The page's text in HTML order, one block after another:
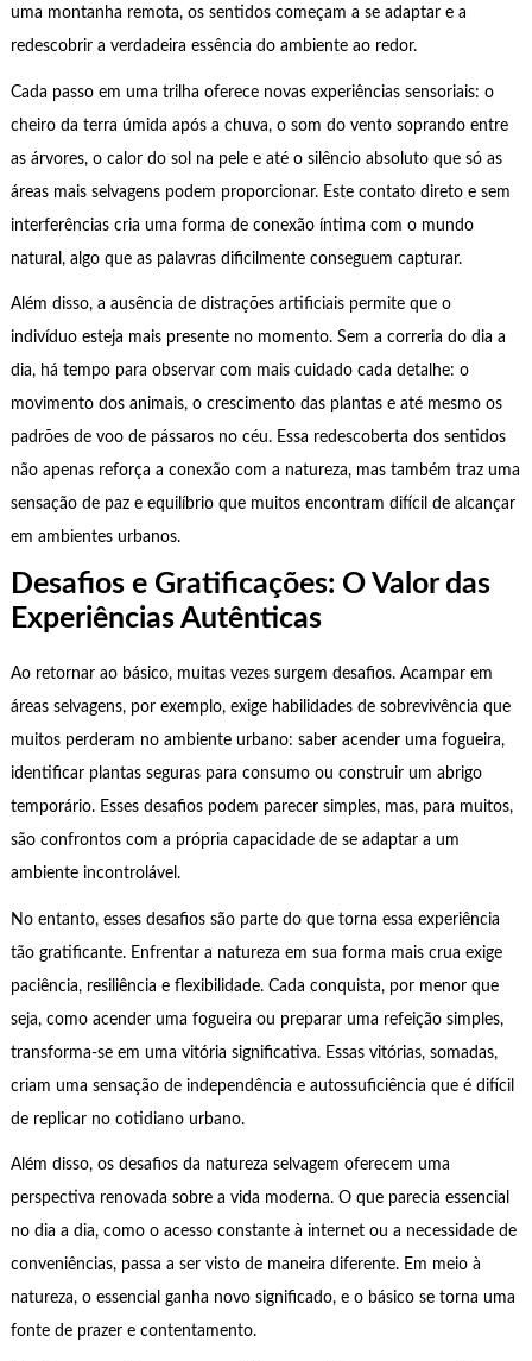
uma montanha remota, os sentidos começam a se adaptar e a
redescobrir a verdadeira essência do ambiente ao redor.
Cada passo em uma trilha oferece novas experiências sensoriais: o
cheiro da terra úmida após a chuva, o som do vento soprando entre
as árvores, o calor do sol na pele e até o silêncio absoluto que só as
áreas mais selvagens podem proporcionar. Este contato direto e sem
interferências cria uma forma de conexão íntima com o mundo
natural, algo que as palavras dificilmente conseguem capturar.
Além disso, a ausência de distrações artificiais permite que o
indivíduo esteja mais presente no momento. Sem a correria do dia a
dia, há tempo para observar com mais cuidado cada detalhe: o
movimento dos animais, o crescimento das plantas e até mesmo os
padrões de voo de pássaros no céu. Essa redescoberta dos sentidos
não apenas reforça a conexão com a natureza, mas também traz uma
sensação de paz e equilíbrio que muitos encontram difícil de alcançar
em ambientes urbanos.
Desafios e Gratificações: O Valor das
Experiências Autênticas
Ao retornar ao básico, muitas vezes surgem desafios. Acampar em
áreas selvagens, por exemplo, exige habilidades de sobrevivência que
muitos perderam no ambiente urbano: saber acender uma fogueira,
identificar plantas seguras para consumo ou construir um abrigo
temporário. Esses desafios podem parecer simples, mas, para muitos,
são confrontos com a própria capacidade de se adaptar a um
ambiente incontrolável.
No entanto, esses desafios são parte do que torna essa experiência
tão gratificante. Enfrentar a natureza em sua forma mais crua exige
paciência, resiliência e flexibilidade. Cada conquista, por menor que
seja, como acender uma fogueira ou preparar uma refeição simples,
transforma-se em uma vitória significativa. Essas vitórias, somadas,
criam uma sensação de independência e autossuficiência que é difícil
de replicar no cotidiano urbano.
Além disso, os desafios da natureza selvagem oferecem uma
perspectiva renovada sobre a vida moderna. O que parecia essencial
no dia a dia, como o acesso constante à internet ou a necessidade de
conveniências, passa a ser visto de maneira diferente. Em meio à
natureza, o essencial ganha novo significado, e o básico se torna uma
fonte de prazer e contentamento.